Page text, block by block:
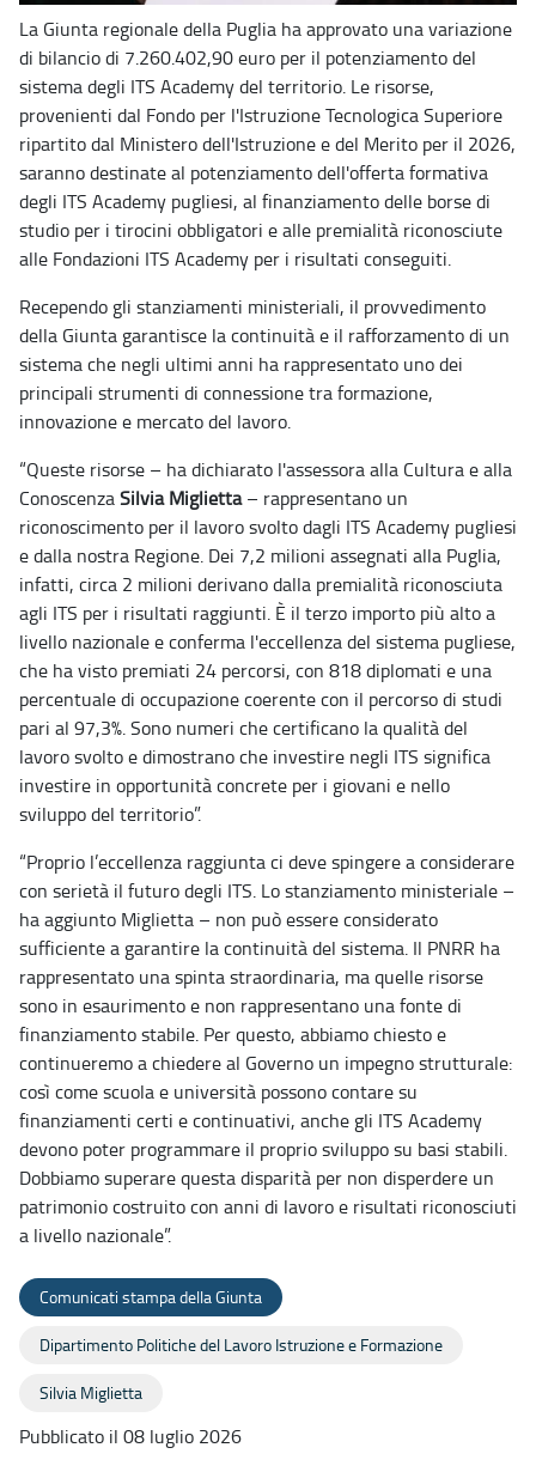
La Giunta regionale della Puglia ha approvato una variazione
di bilancio di 7.260.402,90 euro per il potenziamento del
sistema degli ITS Academy del territorio. Le risorse,
provenienti dal Fondo per l'Istruzione Tecnologica Superiore
ripartito dal Ministero dell'Istruzione e del Merito per il 2026,
saranno destinate al potenziamento dell'offerta formativa
degli ITS Academy pugliesi, al finanziamento delle borse di
studio per i tirocini obbligatori e alle premialità riconosciute
alle Fondazioni ITS Academy per i risultati conseguiti.
Recependo gli stanziamenti ministeriali, il provvedimento
della Giunta garantisce la continuità e il rafforzamento di un
sistema che negli ultimi anni ha rappresentato uno dei
principali strumenti di connessione tra formazione,
innovazione e mercato del lavoro.
“Queste risorse – ha dichiarato l'assessora alla Cultura e alla
ConoscenzaSilvia Miglietta– rappresentano un
riconoscimento per il lavoro svolto dagli ITS Academy pugliesi
e dalla nostra Regione. Dei 7,2 milioni assegnati alla Puglia,
infatti, circa 2 milioni derivano dalla premialità riconosciuta
agli ITS per i risultati raggiunti. È il terzo importo più alto a
livello nazionale e conferma l'eccellenza del sistema pugliese,
che ha visto premiati 24 percorsi, con 818 diplomati e una
percentuale di occupazione coerente con il percorso di studi
pari al 97,3%. Sono numeri che certificano la qualità del
lavoro svolto e dimostrano che investire negli ITS significa
investire in opportunità concrete per i giovani e nello
sviluppo del territorio”.
“Proprio l’eccellenza raggiunta ci deve spingere a considerare
con serietà il futuro degli ITS. Lo stanziamento ministeriale –
ha aggiunto Miglietta – non può essere considerato
sufficiente a garantire la continuità del sistema. Il PNRR ha
rappresentato una spinta straordinaria, ma quelle risorse
sono in esaurimento e non rappresentano una fonte di
finanziamento stabile. Per questo, abbiamo chiesto e
continueremo a chiedere al Governo un impegno strutturale:
così come scuola e università possono contare su
finanziamenti certi e continuativi, anche gli ITS Academy
devono poter programmare il proprio sviluppo su basi stabili.
Dobbiamo superare questa disparità per non disperdere un
patrimonio costruito con anni di lavoro e risultati riconosciuti
a livello nazionale”.
Comunicati stampa della Giunta
Dipartimento Politiche del Lavoro Istruzione e Formazione
Silvia Miglietta
Pubblicato il 08 luglio 2026